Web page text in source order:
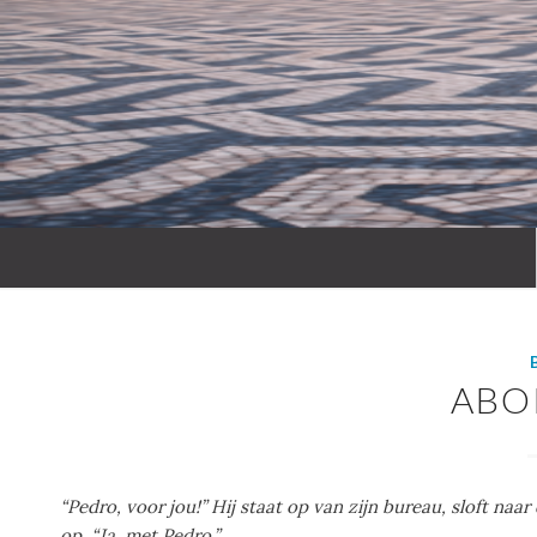
“Pedro, voor jou!” Hij staat op van zijn bureau, sloft